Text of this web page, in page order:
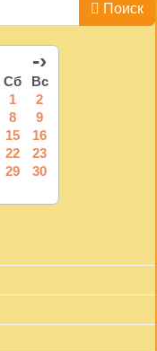
Поиск
-›
Сб
Вс
1
2
8
9
15
16
22
23
29
30